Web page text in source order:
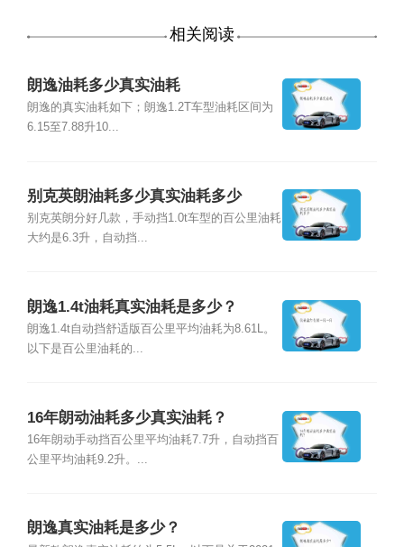
相关阅读
朗逸油耗多少真实油耗
朗逸的真实油耗如下；朗逸1.2T车型油耗区间为
6.15至7.88升10...
别克英朗油耗多少真实油耗多少
别克英朗分好几款，手动挡1.0t车型的百公里油耗
大约是6.3升，自动挡...
朗逸1.4t油耗真实油耗是多少？
朗逸1.4t自动挡舒适版百公里平均油耗为8.61L。
以下是百公里油耗的...
16年朗动油耗多少真实油耗？
16年朗动手动挡百公里平均油耗7.7升，自动挡百
公里平均油耗9.2升。...
朗逸真实油耗是多少？